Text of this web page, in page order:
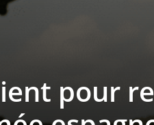
pour